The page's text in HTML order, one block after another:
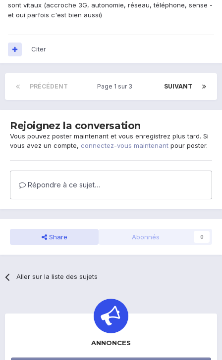
sont vitaux (accroche 3G, autonomie, réseau, téléphone, sense -
et oui parfois c'est bien aussi)
Citer
PRÉCÉDENT SUIVANT
Page 1 sur 3
Rejoignez la conversation
Vous pouvez poster maintenant et vous enregistrez plus tard. Si
vous avez un compte, connectez-vous maintenant pour poster.
Répondre à ce sujet…
Share Abonnés 0
Aller sur la liste des sujets
ANNONCES